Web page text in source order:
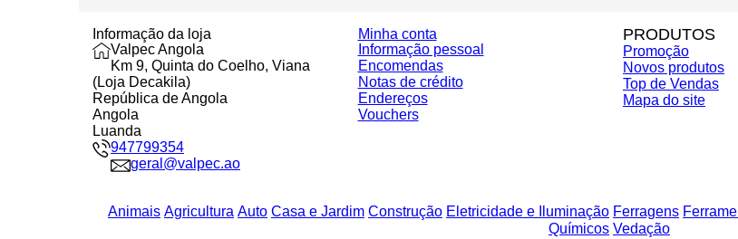
Informação da loja
Valpec Angola
Km 9, Quinta do Coelho, Viana
(Loja Decakila)
República de Angola
Angola
Luanda
947799354
geral@valpec.ao
Minha conta
Informação pessoal
Encomendas
Notas de crédito
Endereços
Vouchers
PRODUTOS
Promoção
Novos produtos
Top de Vendas
Mapa do site
Animais Agricultura Auto Casa e Jardim Construção Eletricidade e Iluminação Ferragens
Químicos Vedação